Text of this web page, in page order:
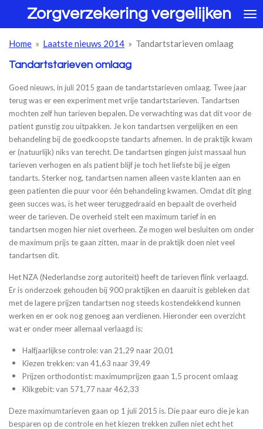
de
hoofdinhoud
Zorgverzekering vergelijken
Home » Laatste nieuws 2014 » Tandartstarieven omlaag
Tandartstarieven omlaag
Goed nieuws, in juli 2015 gaan de tandartstarieven omlaag. Twee jaar
terug was er een experiment met vrije tandartstarieven. Tandartsen
mochten zelf hun tarieven bepalen. De verwachting was dat dit voor de
patient gunstig zou uitpakken. Je kon tandartsen vergelijken en een
behandeling bij de goedkoopste tandarts afnemen. In de praktijk kwam
er (natuurlijk) niks van terecht. De tandartsen gingen juist massaal hun
tarieven verhogen en als patient blijf je toch het liefste bij je eigen
tandarts. Sterker nog, tandartsen namen alleen vaste klanten aan en
geen patienten die puur voor één behandeling kwamen. Omdat dit ging
geen succes was, is het weer teruggedraaid en bepaalt de overheid
weer de tarieven. De overheid stelt een maximum tarief in en
tandartsen mogen hier niet overheen. Ze mogen wel besluiten om onder
de maximum prijs te gaan zitten, maar in de praktijk doen niet veel
tandartsen dit.
Het NZA (Nederlandse zorg autoriteit) heeft de tarieven flink verlaagd.
Er is onderzoek gehouden bij 900 praktijken en daaruit is gebleken dat
met de lagere prijzen tandartsen nog steeds kostendekkend kunnen
werken en er ook nog genoeg aan verdienen. Hieronder een overzicht
wat er onder meer allemaal verlaagd is:
Halfjaarlijkse controle: van 21,29 naar 20,01
Kiezen trekken: van 41,63 naar 39,49
Prijzen orthodontist: maximumprijzen gaan 1,5 procent omlaag
Klikgebit: van 571,77 naar 462,33
Deze maximumtarieven gaan op 1 juli 2015 is. Die paar euro die je kan
besparen op de controle en het kiezen trekken zullen niet echt het